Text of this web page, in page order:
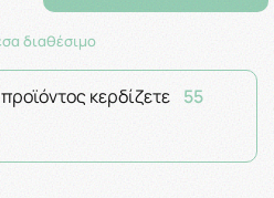
διαθέσιμο
κερδίζετε 55